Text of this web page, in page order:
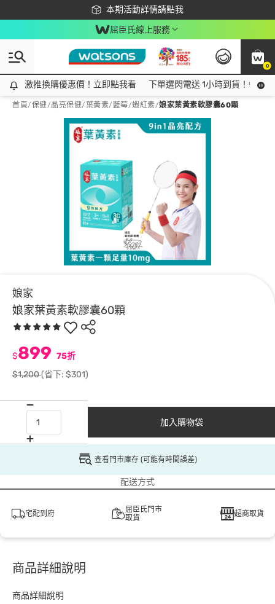
本期活動詳情請點我
下載app最高回饋$350
屈臣氏線上服務
0
激推換購優惠價！立即點我看
激推換購優惠價！立即點我看 下單選閃電送 1小時到貨！領神
首頁/保健/晶亮保健/葉黃素/藍莓/蝦紅素/娘家葉黃素軟膠囊60顆
娘家
娘家葉黃素軟膠囊60顆
$899 75折
$1,200(省下: $301)
加入購物袋
查看門市庫存 (可能有時間誤差)
配送方式
宅配到府
屈臣氏門市
取貨
超商取貨
商品詳細說明
商品詳細說明